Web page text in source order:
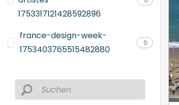
1753317121428592896
france-design-week-
1753403765515482880
5